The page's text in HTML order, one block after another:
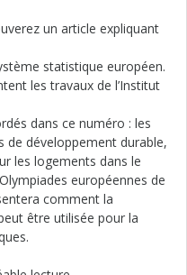
un article expliquant
statistique européen.
les travaux de l’Institut
dans ce numéro : les
de développement durable,
les logements dans le
européennes de
comment la
être utilisée pour la